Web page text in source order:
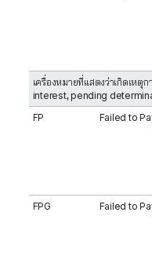
เครื่องหมายที่แสดงว่าเกิดเห
interest, pending
FP
Failed to
FPG Failed to